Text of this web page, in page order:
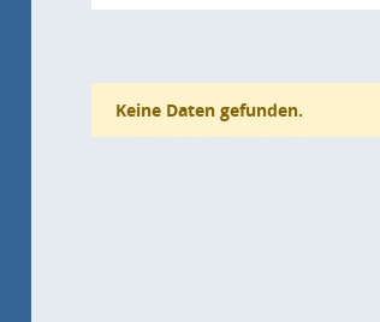
Keine Daten gefunden.